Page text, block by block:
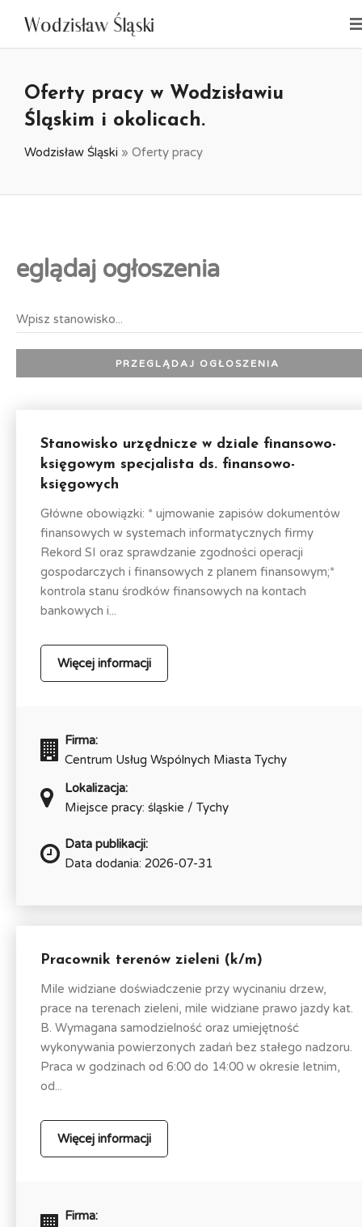
Oferty pracy w Wodzisławiu
Śląskim i okolicach.
Wodzisław Śląski » Oferty pracy
eglądaj ogłoszenia
Stanowisko urzędnicze w dziale finansowo-
księgowym specjalista ds. finansowo-
księgowych
Główne obowiązki: * ujmowanie zapisów dokumentów
finansowych w systemach informatycznych firmy
Rekord SI oraz sprawdzanie zgodności operacji
gospodarczych i finansowych z planem finansowym;*
kontrola stanu środków finansowych na kontach
bankowych i...
Więcej informacji
Firma:
Centrum Usług Wspólnych Miasta Tychy
Lokalizacja:
Miejsce pracy: śląskie / Tychy
Data publikacji:
Data dodania: 2026-07-31
Pracownik terenów zieleni (k/m)
Mile widziane doświadczenie przy wycinaniu drzew,
prace na terenach zieleni, mile widziane prawo jazdy kat.
B. Wymagana samodzielność oraz umiejętność
wykonywania powierzonych zadań bez stałego nadzoru.
Praca w godzinach od 6:00 do 14:00 w okresie letnim,
od...
Więcej informacji
Firma: